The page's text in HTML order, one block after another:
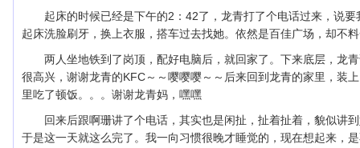
起床的时候已经是下午的2：42了，龙青打了个电话过来，说
起床洗脸刷牙，换上衣服，搭车过去找她。依然是百佳广场，却不
两人坐地铁到了岗顶，配好电脑后，就回家了。下来底层，龙
很高兴，谢谢龙青的KFC～～嘤嘤嘤～～后来回到龙青的家里，装
里吃了顿饭。。。谢谢龙青妈，嘿嘿
回来后跟啊珊讲了个电话，其实也是闲扯，扯着扯着，貌似讲
于是这一天就这么完了。我一向习惯很晚才睡觉的，现在想起来，